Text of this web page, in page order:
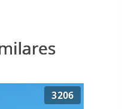
3206